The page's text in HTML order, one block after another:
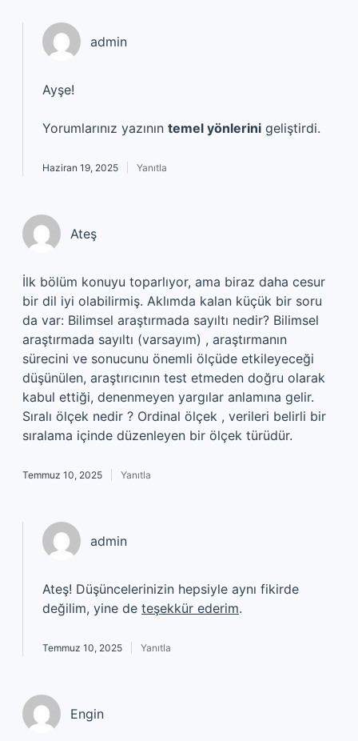
admin
Ayşe!
Yorumlarınız yazının temel yönlerini geliştirdi.
Haziran 19, 2025 Yanıtla
Ateş
İlk bölüm konuyu toparlıyor, ama biraz daha cesur
bir dil iyi olabilirmiş. Aklımda kalan küçük bir soru
da var: Bilimsel araştırmada sayıltı nedir? Bilimsel
araştırmada sayıltı (varsayım) , araştırmanın
sürecini ve sonucunu önemli ölçüde etkileyeceği
düşünülen, araştırıcının test etmeden doğru olarak
kabul ettiği, denenmeyen yargılar anlamına gelir.
Sıralı ölçek nedir ? Ordinal ölçek , verileri belirli bir
sıralama içinde düzenleyen bir ölçek türüdür.
Temmuz 10, 2025 Yanıtla
admin
Ateş! Düşüncelerinizin hepsiyle aynı fikirde
değilim, yine de teşekkür ederim.
Temmuz 10, 2025 Yanıtla
Engin